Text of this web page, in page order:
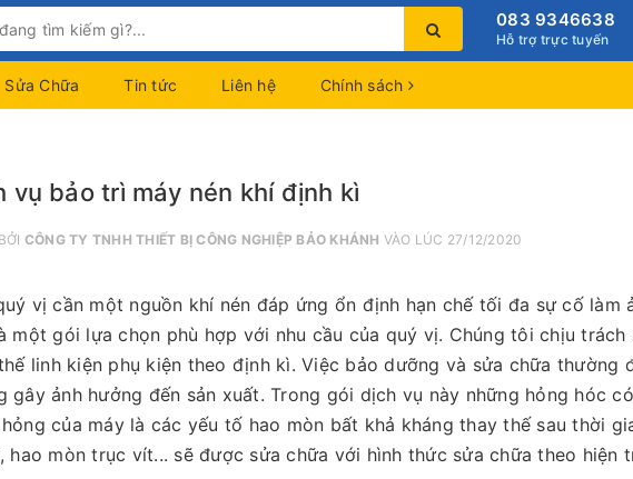
083 9346638
Hỗ trợ trực tuyến
Sửa Chữa Tin tức Liên hệ Chính sách
vụ bảo trì máy nén khí định kì
CÔNG TY TNHH THIẾT BỊ CÔNG NGHIỆP BẢO KHÁNH VÀO LÚC 27/12/2020
vị cần một nguồn khí nén đáp ứng ổn định hạn chế tối đa sự cố làm
một gói lựa chọn phù hợp với nhu cầu của quý vị. Chúng tôi chịu
linh kiện phụ kiện theo định kì. Việc bảo dưỡng và sửa chữa thường
gây ảnh hưởng đến sản xuất. Trong gói dịch vụ này những hỏng hóc
hỏng của máy là các yếu tố hao mòn bất khả kháng thay thế sau thời
hao mòn trục vít... sẽ được sửa chữa với hình thức sửa chữa theo hiện